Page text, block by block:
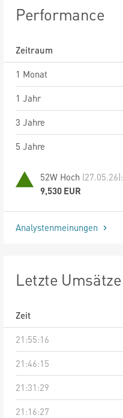
Performance
Zeitraum
1 Monat
1 Jahr
3 Jahre
5 Jahre
52W Hoch (27.05.26):
9,530 EUR
Analystenmeinungen
Letzte Umsätze
Zeit
21:55:16
21:46:15
21:31:29
21:16:27